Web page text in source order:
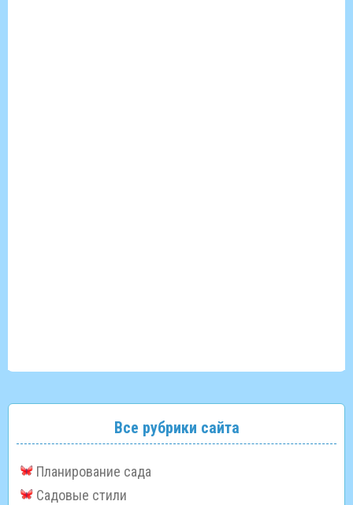
Все рубрики сайта
Планирование сада
Садовые стили